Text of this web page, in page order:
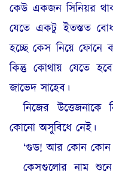
কেউ একজন সিনিয়র
যেতে একটু ইতস্তত
হচ্ছে কেস নিয়ে ফোনে
কিন্তু কোথায় যেতে
জাভেদ সাহেব।
নিজের উত্তেজনাকে
কোনো অসুবিধে নেই।
‘গুড! আর কোন কোন
কেসগুলোর নাম